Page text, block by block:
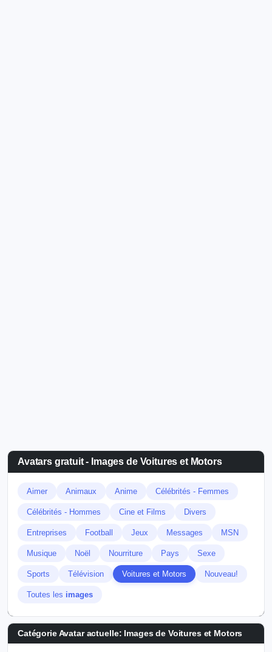
Avatars gratuit - Images de Voitures et Motors
Aimer Animaux Anime Célébrités - Femmes
Célébrités - Hommes Cine et Films Divers
Entreprises Football Jeux Messages MSN
Musique Noël Nourriture Pays Sexe
Sports Télévision Voitures et Motors Nouveau!
Toutes les images
Catégorie Avatar actuelle: Images de Voitures et Motors